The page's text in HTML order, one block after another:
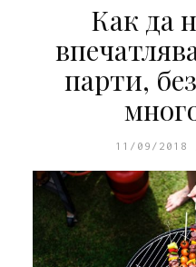
Как да
парти,
11/09/2018